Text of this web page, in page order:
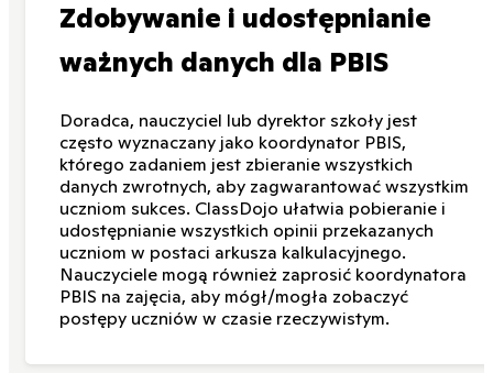
Zdobywanie i udostępnianie
ważnych danych dla PBIS
Doradca, nauczyciel lub dyrektor szkoły jest
często wyznaczany jako koordynator PBIS,
którego zadaniem jest zbieranie wszystkich
danych zwrotnych, aby zagwarantować wszystkim
uczniom sukces. ClassDojo ułatwia pobieranie i
udostępnianie wszystkich opinii przekazanych
uczniom w postaci arkusza kalkulacyjnego.
Nauczyciele mogą również zaprosić koordynatora
PBIS na zajęcia, aby mógł/mogła zobaczyć
postępy uczniów w czasie rzeczywistym.